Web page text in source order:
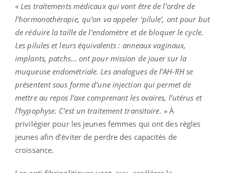
« Les traitements médicaux qui vont être de l’ordre de
l’hormonothérapie, qu’on va appeler ‘pilule’, ont pour but
de réduire la taille de l’endomètre et de bloquer le cycle.
Les pilules et leurs équivalents : anneaux vaginaux,
implants, patchs… ont pour mission de jouer sur la
muqueuse endométriale. Les analogues de l’AH-RH se
présentent sous forme d’une injection qui permet de
mettre au repos l’axe comprenant les ovaires, l’utérus et
l’hypophyse. C’est un traitement transitoire. » À
privilégier pour les jeunes femmes qui ont des règles
jeunes afin d’éviter de perdre des capacités de
croissance.